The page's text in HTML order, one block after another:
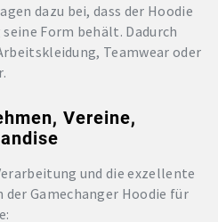
dazu bei, dass der Hoodie
Form behält. Dadurch
Teamwear oder
Vereine,
und die exzellente
Gamechanger Hoodie für